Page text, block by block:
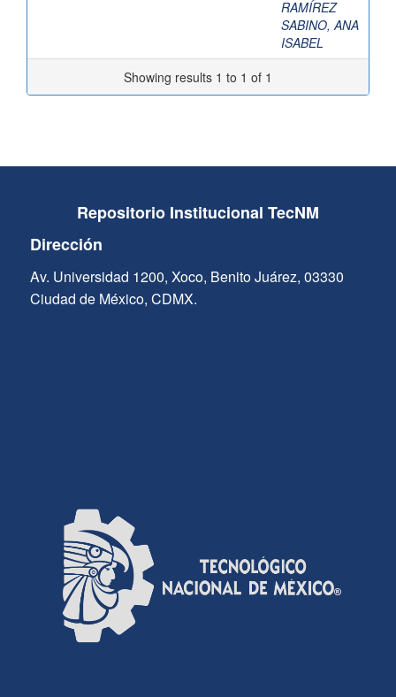
RAMÍREZ
SABINO, ANA
ISABEL
Showing results 1 to 1 of 1
Repositorio Institucional TecNM
Dirección
Av. Universidad 1200, Xoco, Benito Juárez, 03330
Ciudad de México, CDMX.